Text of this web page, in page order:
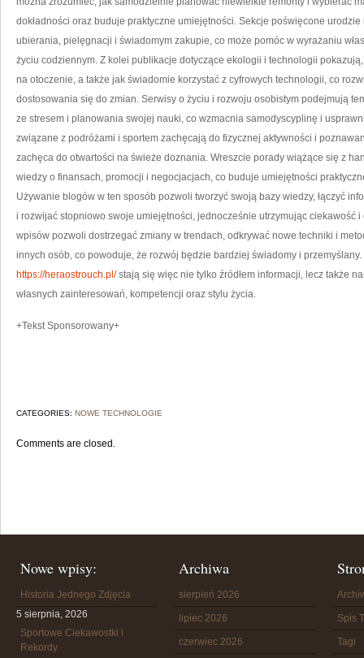
dokładności oraz buduje praktyczne umiejętności. Sekcje poświęcone
ubierania, pielęgnacji i świadomym zakupie, co może pomóc w wyrażaniu
życiu codziennym. Z kolei publikacje dotyczące ekologii i technologii
na otoczenie, a także jak świadomie korzystać z cyfrowych technologii, co
dostosowania się do zmian. Serwisy o życiu i rozwoju osobistym podejmują
ze stresem i planowania swojej nauki, co wzmacnia samodyscyplinę i
związane z podróżami i sportem zachęcają do fizycznej aktywności i
zachęca do otwartości na świeże doznania. Wreszcie porady wiążące się z
wiedzy o finansach, promocji i negocjacjach, co buduje umiejętności
Używanie blogów w ten sposób pozwoli tworzyć swoją bazy wiedzy, łączyć
i rozwijać stopniowo swoje umiejętności, jednocześnie utrzymując ciekawość
wpisów pozwoli dostrzegać zmiany w trendach, odkrywać nowe techniki i
innych osób, co powoduje, że rozwój będzie bardziej świadomy i
https://heraostrouch.pl/stają się więc nie tylko źródłem informacji, lecz także
własnych zainteresowań, kompetencji oraz stylu życia.
+Tekst Sponsorowany+
CATEGORIES: NOWE TECHNOLOGIE
Comments are closed.
Nowe wpisy:
Historia Jednego Zdjęcia
5 sierpnia, 2026
Sportowe Ciekawostki i
Rekordy
Archiwa
sierpień 2026
lipiec 2026
czerwiec 2026
Spis
Tagi